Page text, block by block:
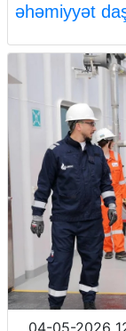
əhəmiyyət
04-05-2026